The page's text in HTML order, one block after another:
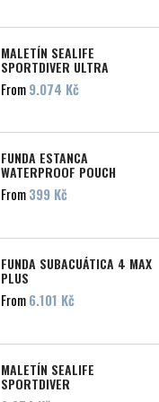
MALETÍN SEALIFE
SPORTDIVER ULTRA
FromPrecio
9.074 Kč
FUNDA ESTANCA
WATERPROOF POUCH
OKTOPUS
FromPrecio
399 Kč
FUNDA SUBACUÁTICA 4 MAX
PLUS
FromPrecio
6.101 Kč
MALETÍN SEALIFE
SPORTDIVER